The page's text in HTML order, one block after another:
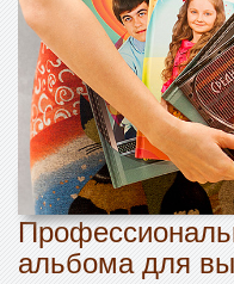
альбома для